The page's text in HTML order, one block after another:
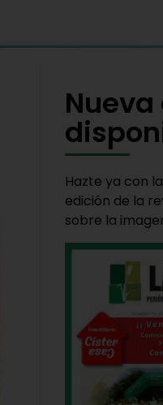
Hazte ya con
edición de la
sobre la